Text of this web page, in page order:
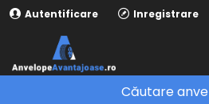
Autentificare Inregistrare
VIKING
Căutare